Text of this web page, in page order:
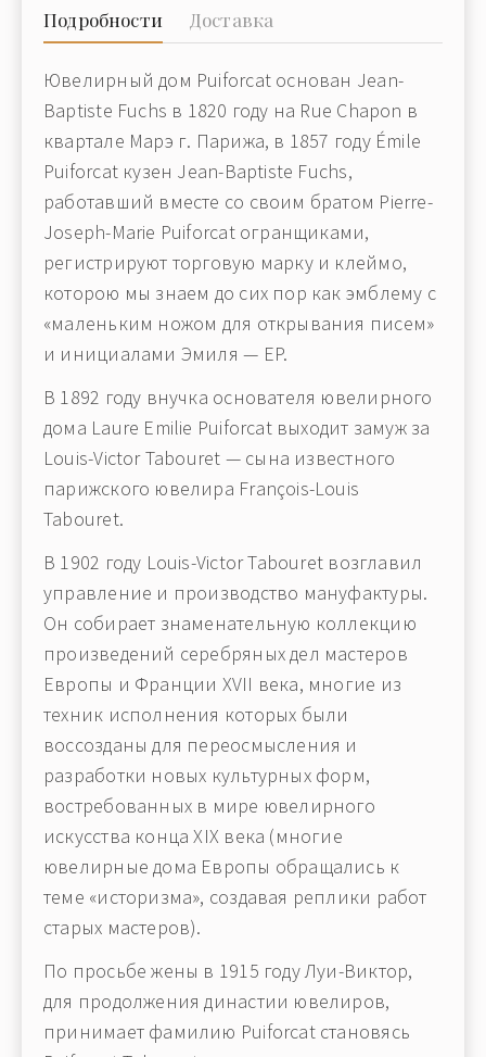
Подробности Доставка
Ювелирный дом Puiforcat основан Jean-
Baptiste Fuchs в 1820 году на Rue Chapon в
квартале Марэ г. Парижа, в 1857 году Émile
Puiforcat кузен Jean-Baptiste Fuchs,
работавший вместе со своим братом Pierre-
Joseph-Marie Puiforcat огранщиками,
регистрируют торговую марку и клеймо,
которою мы знаем до сих пор как эмблему с
«маленьким ножом для открывания писем»
и инициалами Эмиля — EP.
В 1892 году внучка основателя ювелирного
дома Laure Emilie Puiforcat выходит замуж за
Louis-Victor Tabouret — сына известного
парижского ювелира François-Louis
Tabouret.
В 1902 году Louis-Victor Tabouret возглавил
управление и производство мануфактуры.
Он собирает знаменательную коллекцию
произведений серебряных дел мастеров
Европы и Франции XVII века, многие из
техник исполнения которых были
воссозданы для переосмысления и
разработки новых культурных форм,
востребованных в мире ювелирного
искусства конца XIX века (многие
ювелирные дома Европы обращались к
теме «историзма», создавая реплики работ
старых мастеров).
По просьбе жены в 1915 году Луи-Виктор,
для продолжения династии ювелиров,
принимает фамилию Puiforcat становясь